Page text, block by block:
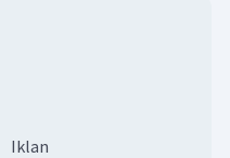
Iklan